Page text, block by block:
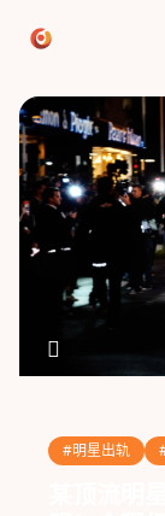
#明星出轨